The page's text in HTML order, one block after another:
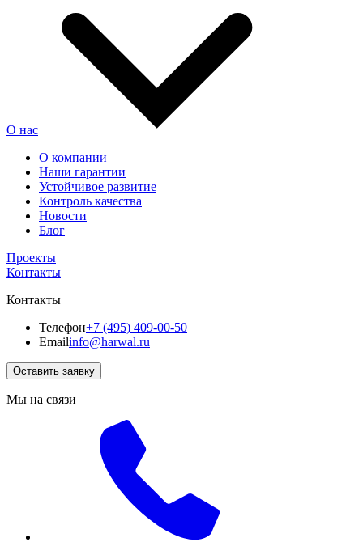
О нас
О компании
Наши гарантии
Устойчивое развитие
Контроль качества
Новости
Блог
Проекты
Контакты
Контакты
Телефон+7 (495) 409-00-50
Emailinfo@harwal.ru
Оставить заявку
Мы на связи